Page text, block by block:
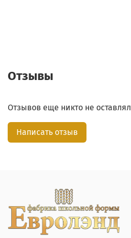
Отзывы
Отзывов еще никто не оставлял
Написать отзыв